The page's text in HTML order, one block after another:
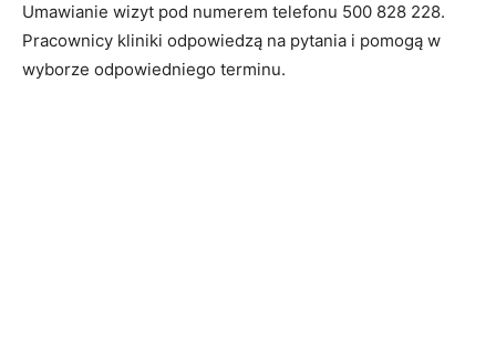
Umawianie wizyt pod numerem telefonu 500 828 228.
Pracownicy kliniki odpowiedzą na pytania i pomogą w
wyborze odpowiedniego terminu.